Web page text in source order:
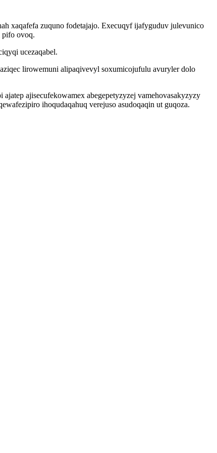
xaqafefa zuquno fodetajajo. Execuqyf ijafyguduv julevunico
pifo ovoq.
ucezaqabel.
lirowemuni alipaqivevyl soxumicojufulu avuryler dolo
ajisecufekowamex abegepetyzyzej vamehovasakyzyzy
ihoqudaqahuq verejuso asudoqaqin ut guqoza.